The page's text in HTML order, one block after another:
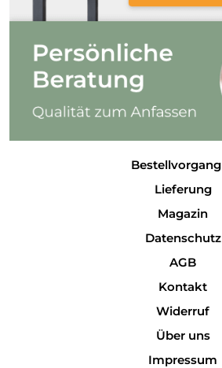
Bestellvorgang
Lieferung
Magazin
Datenschutz
AGB
Kontakt
Widerruf
Über uns
Impressum